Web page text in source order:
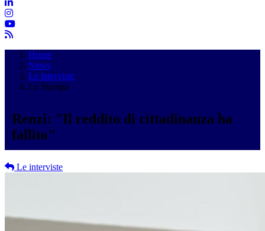
Home
News
Le interviste
La Stampa
Renzi: "Il reddito di cittadinanza ha
fallito"
Le interviste